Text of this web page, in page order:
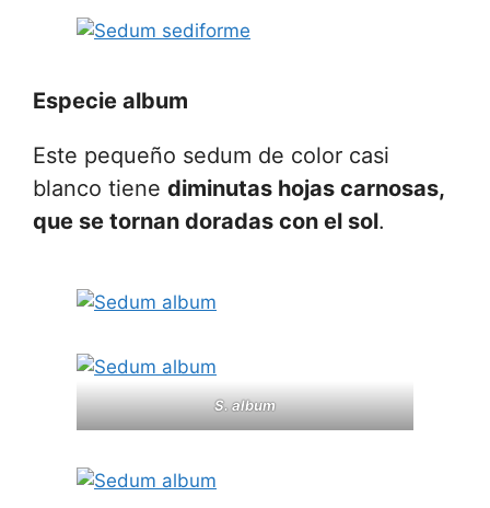
Especie album
Este pequeño sedum de color casi
blanco tiene diminutas hojas carnosas,
que se tornan doradas con el sol.
S. album